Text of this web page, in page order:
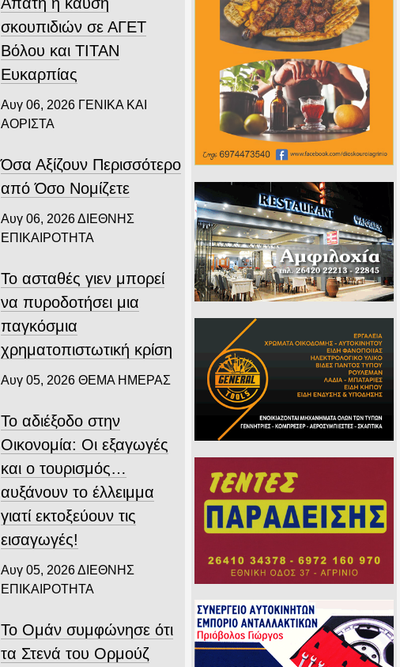
σκουπιδιών σε ΑΓΕΤ
Βόλου και ΤΙΤΑΝ
Ευκαρπίας
Αυγ 06, 2026 ΓΕΝΙΚΑ ΚΑΙ
ΑΟΡΙΣΤΑ
Όσα Αξίζουν Περισσότερο
από Όσο Νομίζετε
Αυγ 06, 2026ΔΙΕΘΝΗΣ
ΕΠΙΚΑΙΡΟΤΗΤΑ
Το ασταθές γιεν μπορεί
να πυροδοτήσει μια
παγκόσμια
χρηματοπιστωτική κρίση
Αυγ 05, 2026 ΘΕΜΑ ΗΜΕΡΑΣ
Το αδιέξοδο στην
Οικονομία: Οι εξαγωγές
και ο τουρισμός…
αυξάνουν το έλλειμμα
γιατί εκτοξεύουν τις
εισαγωγές!
Αυγ 05, 2026ΔΙΕΘΝΗΣ
ΕΠΙΚΑΙΡΟΤΗΤΑ
Το Ομάν συμφώνησε ότι
τα Στενά του Ορμούζ